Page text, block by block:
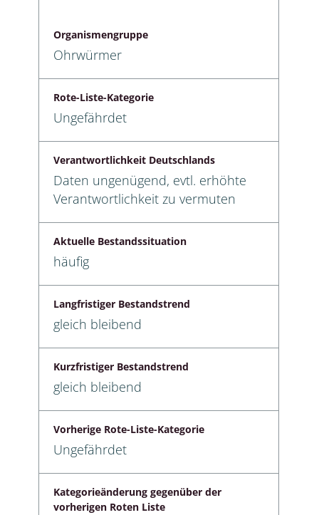
Organismengruppe
Ohrwürmer
Rote-Liste-Kategorie
Ungefährdet
Verantwortlichkeit Deutschlands
Daten ungenügend, evtl. erhöhte
Verantwortlichkeit zu vermuten
Aktuelle Bestandssituation
häufig
Langfristiger Bestandstrend
gleich bleibend
Kurzfristiger Bestandstrend
gleich bleibend
Vorherige Rote-Liste-Kategorie
Ungefährdet
Kategorieänderung gegenüber der
vorherigen Roten Liste